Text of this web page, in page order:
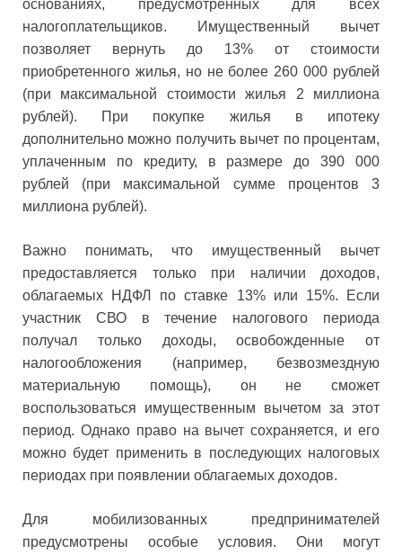
основаниях, предусмотренных для всех
налогоплательщиков. Имущественный вычет
позволяет вернуть до 13% от стоимости
приобретенного жилья, но не более 260 000 рублей
(при максимальной стоимости жилья 2 миллиона
рублей). При покупке жилья в ипотеку
дополнительно можно получить вычет по процентам,
уплаченным по кредиту, в размере до 390 000
рублей (при максимальной сумме процентов 3
миллиона рублей).
Важно понимать, что имущественный вычет
предоставляется только при наличии доходов,
облагаемых НДФЛ по ставке 13% или 15%. Если
участник СВО в течение налогового периода
получал только доходы, освобожденные от
налогообложения (например, безвозмездную
материальную помощь), он не сможет
воспользоваться имущественным вычетом за этот
период. Однако право на вычет сохраняется, и его
можно будет применить в последующих налоговых
периодах при появлении облагаемых доходов.
Для мобилизованных предпринимателей
предусмотрены особые условия. Они могут